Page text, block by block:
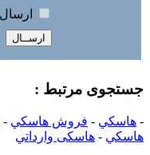
جستجوی مرتبط :
- هاسکي - فروش هاسکي -
هاسکي - هاسکی وارداتي